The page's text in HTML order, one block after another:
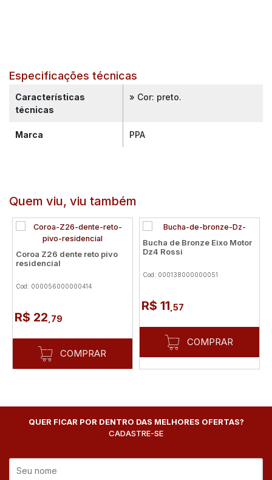
Especificações técnicas
Características
técnicas
» Cor: preto.
Marca PPA
Quem viu, viu também
Coroa Z26 dente reto pivo
residencial
Cod: 000056000000414
R$ 22 ,79
COMPRAR
Bucha de Bronze Eixo Motor
Dz4 Rossi
Cod: 000138000000051
R$ 11 ,57
COMPRAR
QUER FICAR POR DENTRO DAS MELHORES OFERTAS?
CADASTRE-SE